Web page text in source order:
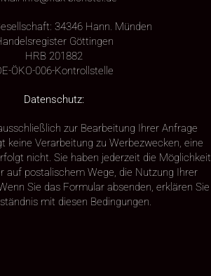
34346 Hann. Münden
Göttingen
HRB 201882
ÖKO-006-Kontrollstelle
Datenschutz:
zur Bearbeitung Ihrer Anfrage
keine Verarbeitung zu Werbezwecken, eine
nicht. Sie haben jederzeit die Möglichkeit
auf postalischem Wege, die Nutzung Ihrer
Sie das Formular absenden, erklären Sie
mit diesen Bedingungen.